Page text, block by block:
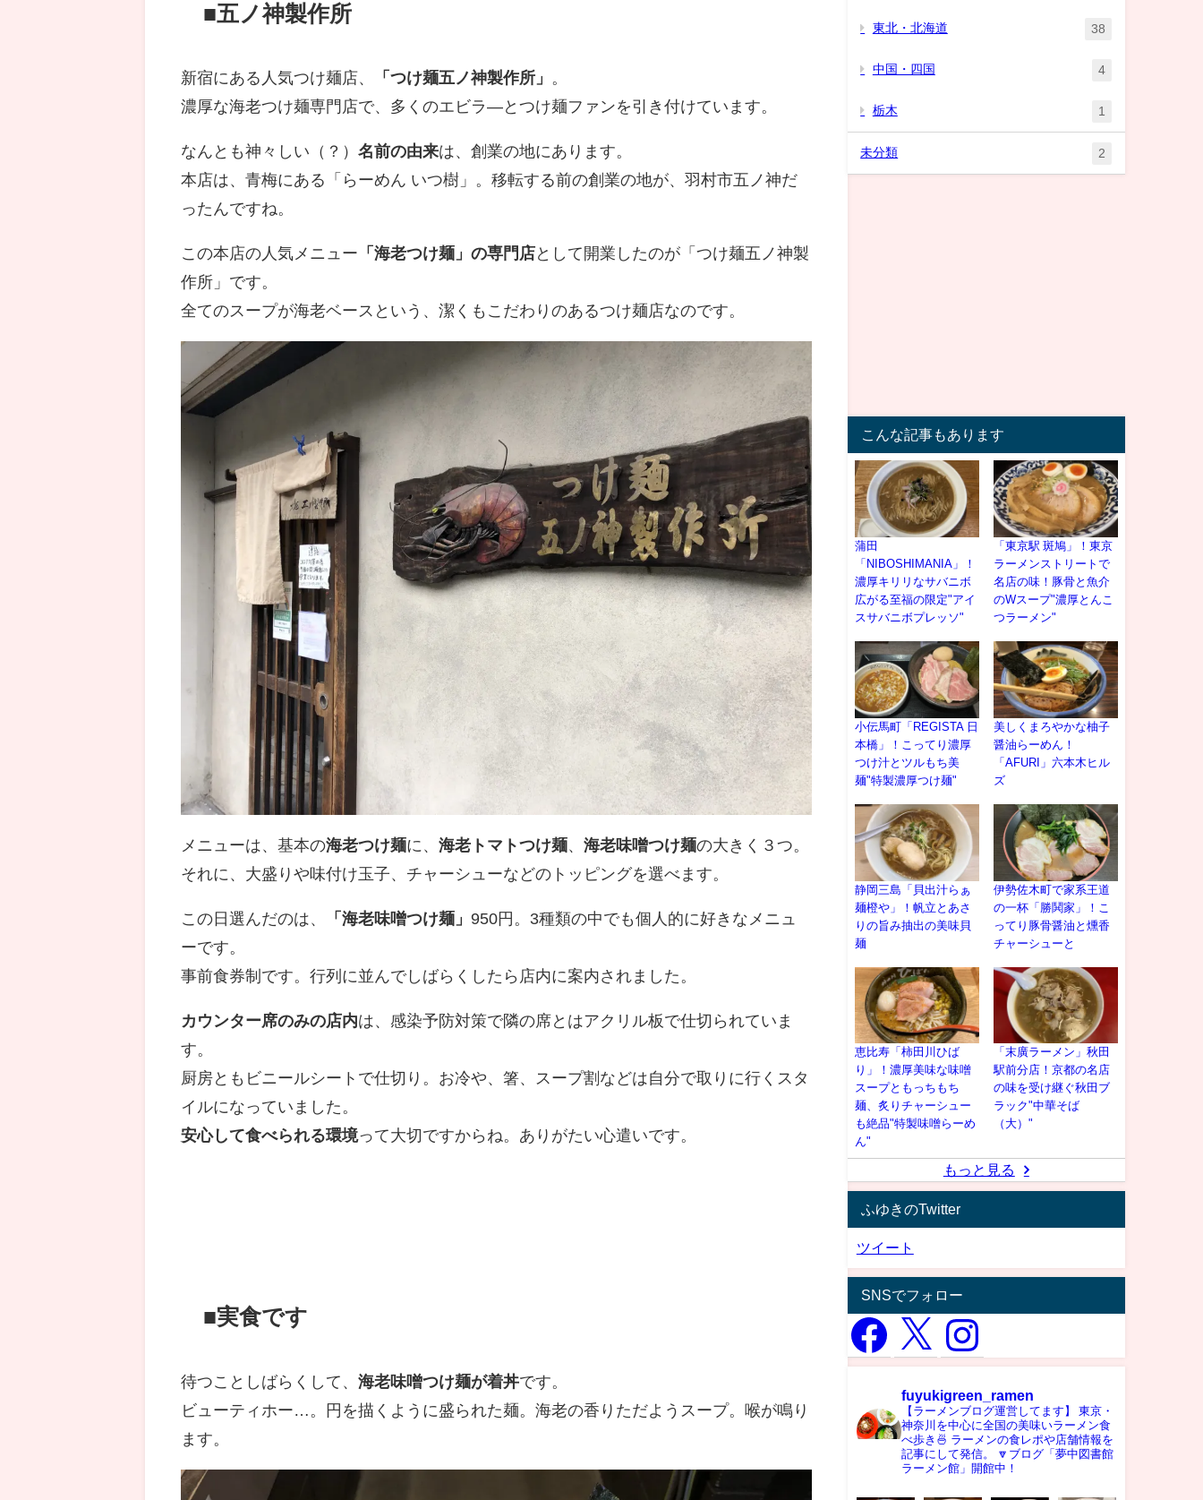
■五ノ神製作所
新宿にある人気つけ麺店、 「つけ麺五ノ神製作所」 。
濃厚な海老つけ麺専門店で、多くのエビラ―とつけ麺ファンを引き付けています。
なんとも神々しい（？）名前の由来は、創業の地にあります。
本店は、青梅にある「らーめん いつ樹」。移転する前の創業の地が、羽村市五ノ神だ
ったんですね。
この本店の人気メニュー 「海老つけ麺」の専門店 として開業したのが「つけ麺五ノ神製
作所」です。
全てのスープが海老ベースという、潔くもこだわりのあるつけ麺店なのです。
メニューは、基本の海老つけ麺に、海老トマトつけ麺、海老味噌つけ麺の大きく３つ。
それに、大盛りや味付け玉子、チャーシューなどのトッピングを選べます。
この日選んだのは、 「海老味噌つけ麺」950円。3種類の中でも個人的に好きなメニュ
ーです。
事前食券制です。行列に並んでしばらくしたら店内に案内されました。
カウンター席のみの店内は、感染予防対策で隣の席とはアクリル板で仕切られていま
す。
厨房ともビニールシートで仕切り。お冷や、箸、スープ割などは自分で取りに行くスタ
イルになっていました。
安心して食べられる環境って大切ですからね。ありがたい心遣いです。
■実食です
待つことしばらくして、海老味噌つけ麺が着丼です。
ビューティホー…。円を描くように盛られた麺。海老の香りただようスープ。喉が鳴り
ます。
東北・北海道 38
中国・四国 4
栃木 1
未分類 2
こんな記事もあります
蒲田
「NIBOSHIMANIA」！
濃厚キリリなサバニボ
広がる至福の限定"アイ
スサバニボプレッソ"
「東京駅 斑鳩」！東京
ラーメンストリートで
名店の味！豚骨と魚介
のWスープ"濃厚とんこ
つラーメン"
小伝馬町「REGISTA 日
本橋」！こってり濃厚
つけ汁とツルもち美
麺"特製濃厚つけ麺"
美しくまろやかな柚子
醤油らーめん！
「AFURI」六本木ヒル
ズ
静岡三島「貝出汁らぁ
麺橙や」！帆立とあさ
りの旨み抽出の美味貝
麺
伊勢佐木町で家系王道
の一杯「勝鬨家」！こ
ってり豚骨醤油と燻香
チャーシューと
恵比寿「柿田川ひば
り」！濃厚美味な味噌
スープともっちもち
麺、炙りチャーシュー
も絶品"特製味噌らーめ
ん"
「末廣ラーメン」秋田
駅前分店！京都の名店
の味を受け継ぐ秋田ブ
ラック"中華そば
（大）"
もっと見る
ふゆきのTwitter
ツイート
SNSでフォロー
fuyukigreen_ramen
【ラーメンブログ運営してます】
東京・
神奈川を中心に全国の美味いラーメン食
べ歩き🍜 ラーメンの食レポや店舗情報を
記事にして発信。
🔽ブログ「夢中図書館
ラーメン館」開館中！